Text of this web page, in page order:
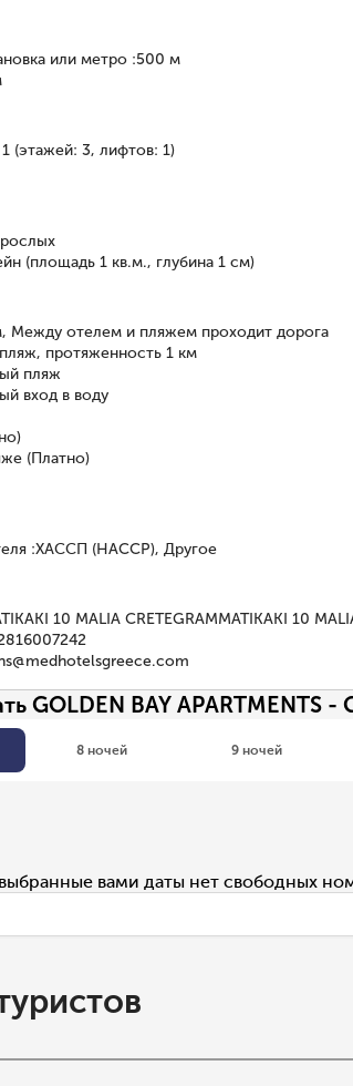
или метро :500 м
(этажей: 3, лифтов: 1)
(площадь 1 кв.м., глубина 1 см)
Между отелем и пляжем проходит дорога
протяженность 1 км
пляж
вход в воду
(Платно)
:ХАССП (HACCP), Другое
10 MALIA CRETEGRAMMATIKAKI 10
GOLDEN BAY APARTMENTS -
8 ночей 9 ночей
вами даты нет свободных